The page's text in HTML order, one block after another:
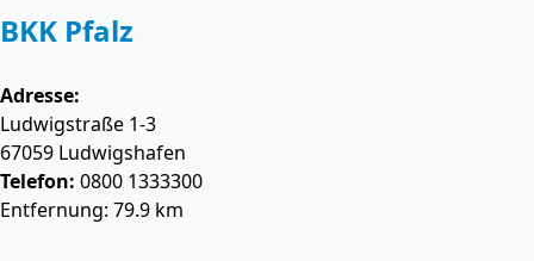
BKK Pfalz
Adresse:
Ludwigstraße 1-3
67059 Ludwigshafen
Telefon: 0800 1333300
Entfernung: 79.9 km